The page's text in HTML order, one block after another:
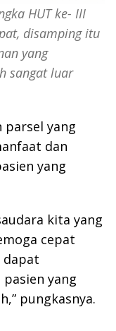
HUT ke- III
disamping itu
yang
sangat luar
yang
dan
yang
kita yang
cepat
dapat
yang
pungkasnya.